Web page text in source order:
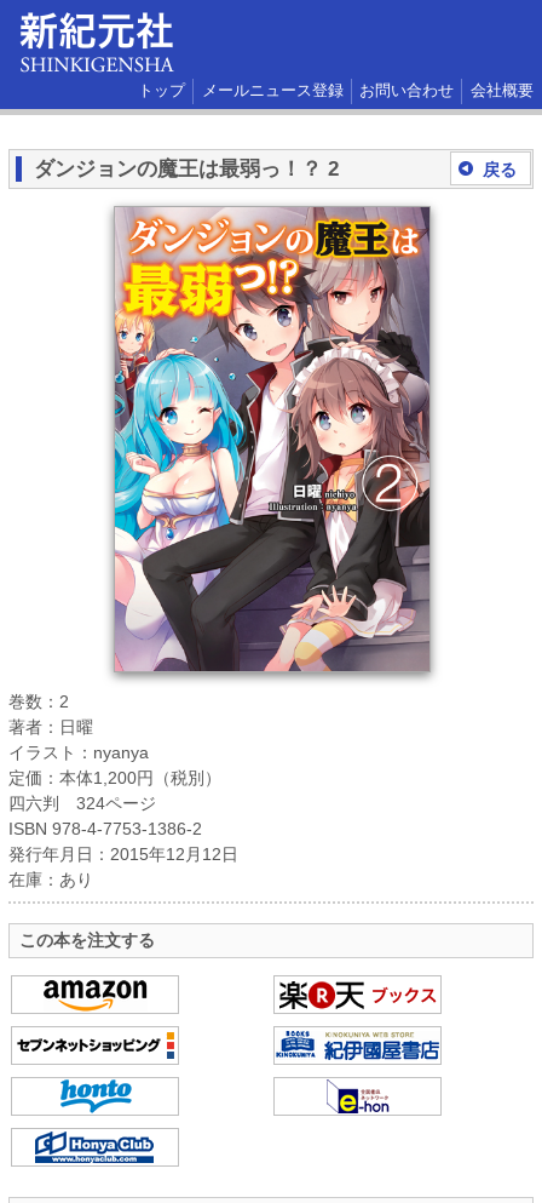
トップ メールニュース登録 お問い合わせ 会社概要
戻る
ダンジョンの魔王は最弱っ！？ 2
巻数：2
著者：日曜
イラスト：nyanya
定価：本体1,200円（税別）
四六判 324ページ
ISBN 978-4-7753-1386-2
発行年月日：2015年12月12日
在庫：あり
この本を注文する